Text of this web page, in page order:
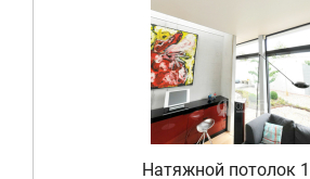
Натяжной потолок